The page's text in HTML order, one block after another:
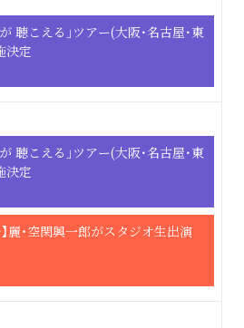
聴こえる｣ツアー(大阪･名古屋･東
決定
聴こえる｣ツアー(大阪･名古屋･東
決定
】麗・空閑興一郎がスタジオ生出演